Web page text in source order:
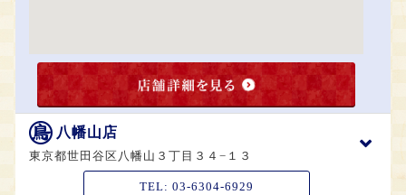
八幡山店
東京都世田谷区八幡山３丁目３４−１３
TEL: 03-6304-6929